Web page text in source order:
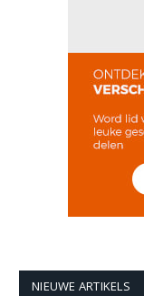
NIEUWE ARTIKELS